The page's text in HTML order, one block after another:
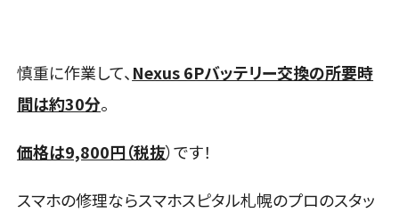
慎重に作業して、 Nexus 6Pバッテリー交換の所要時
間は約30分。
価格は9,800円（税抜）です！
スマホの修理ならスマホスピタル札幌のプロのスタッ